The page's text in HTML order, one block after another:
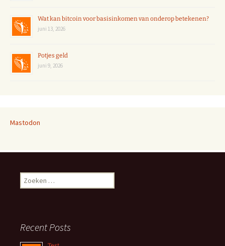
Wat kan bitcoin voor basisinkomen van onderop betekenen?
juni 13, 2026
Potjes geld
juni 9, 2026
Mastodon
Zoeken
naar:
Recent Posts